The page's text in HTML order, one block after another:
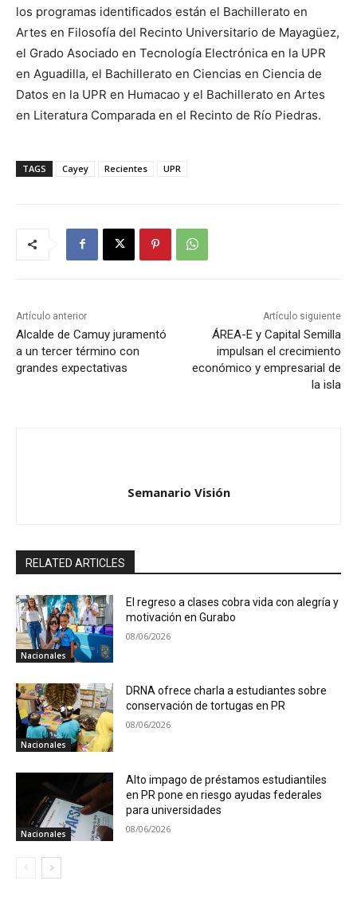
los programas identificados están el Bachillerato en
Artes en Filosofía del Recinto Universitario de Mayagüez,
el Grado Asociado en Tecnología Electrónica en la UPR
en Aguadilla, el Bachillerato en Ciencias en Ciencia de
Datos en la UPR en Humacao y el Bachillerato en Artes
en Literatura Comparada en el Recinto de Río Piedras.
TAGS Cayey Recientes UPR
Artículo anterior
Alcalde de Camuy juramentó
a un tercer término con
grandes expectativas
Artículo siguiente
ÁREA-E y Capital Semilla
impulsan el crecimiento
económico y empresarial de
la isla
Semanario Visión
RELATED ARTICLES
Nacionales
El regreso a clases cobra vida con alegría y
motivación en Gurabo
08/06/2026
Nacionales
DRNA ofrece charla a estudiantes sobre
conservación de tortugas en PR
08/06/2026
Nacionales
Alto impago de préstamos estudiantiles
en PR pone en riesgo ayudas federales
para universidades
08/06/2026